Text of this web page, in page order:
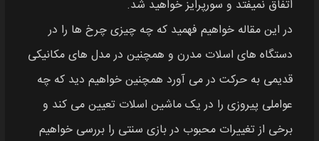
اتفاق نمیفتد و سورپرایز خواهید شد.
در این مقاله خواهیم فهمید که چه چیزی چرخ‌ ها را در
دستگاه‌ های اسلات مدرن و همچنین در مدل‌ های مکانیکی
قدیمی به حرکت در می‌ آورد همچنین خواهیم دید که چه
عواملی پیروزی را در یک ماشین اسلات تعیین می‌ کند و
برخی از تغییرات محبوب در بازی سنتی را بررسی خواهیم